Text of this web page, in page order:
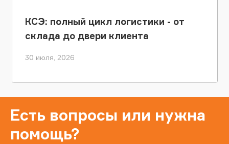
КСЭ: полный цикл логистики - от
склада до двери клиента
30 июля, 2026
Есть вопросы или нужна
помощь?